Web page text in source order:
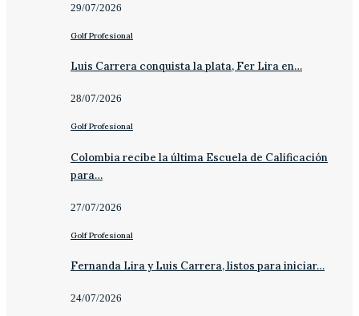
29/07/2026
Golf Profesional
Luis Carrera conquista la plata, Fer Lira en…
28/07/2026
Golf Profesional
Colombia recibe la última Escuela de Calificación
para…
27/07/2026
Golf Profesional
Fernanda Lira y Luis Carrera, listos para iniciar…
24/07/2026